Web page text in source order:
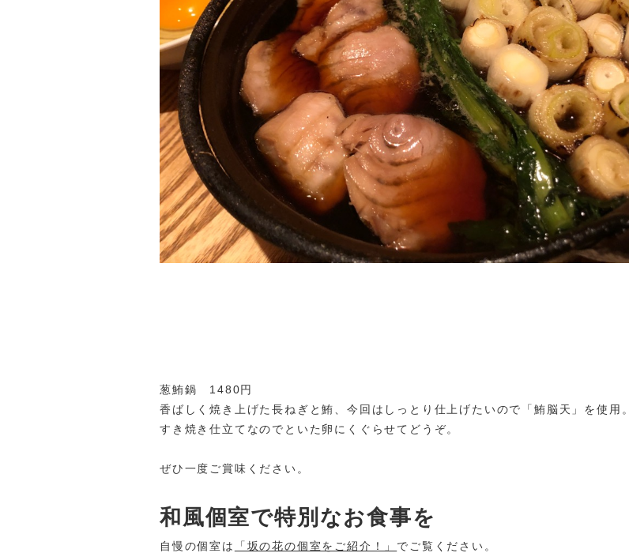
葱鮪鍋 1480円
香ばしく焼き上げた長ねぎと鮪、今回はしっとり仕上げたいので「鮪脳天」を使用。
すき焼き仕立てなのでといた卵にくぐらせてどうぞ。
ぜひ一度ご賞味ください。
和風個室で特別なお食事を
自慢の個室は 「坂の花の個室をご紹介！」 でご覧ください。